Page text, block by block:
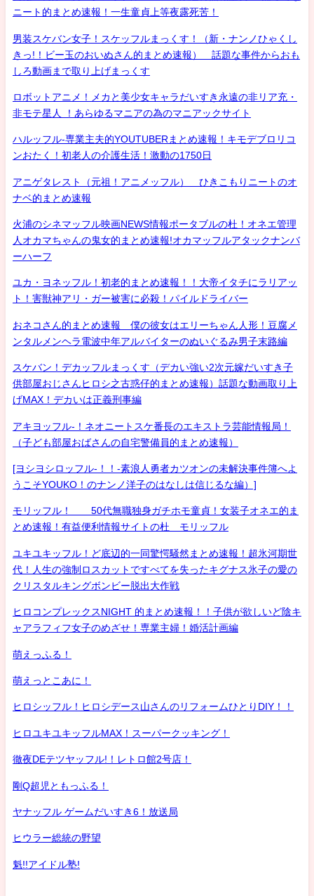
ニート的まとめ速報！一生童貞上等夜露死苦！
男装スケバン女子！スケッフルまっくす！（新・ナンノひゃくし
きっ!！ビー玉のおいぬさん的まとめ速報） 話題な事件からおも
しろ動画まで取り上げまっくす
ロボットアニメ！メカと美少女キャラだいすき永遠の非リア充・
非モテ星人 ！あらゆるマニアの為のマニアックサイト
ハルッフル-専業主夫的YOUTUBERまとめ速報！キモデブロリコ
ンおたく！初老人の介護生活！激動の1750日
アニゲタレスト（元祖！アニメッフル） ひきこもりニートのオ
ナベ的まとめ速報
火浦のシネマッフル映画NEWS情報ポータブルの杜！オネエ管理
人オカマちゃんの鬼女的まとめ速報!オカマッフルアタックナンバ
ーハーフ
ユカ・ヨネッフル！初老的まとめ速報！！大帝イタチにラリアッ
ト！害獣神アリ・ガー被害に必殺！パイルドライバー
おネコさん的まとめ速報 僕の彼女はエリーちゃん人形！豆腐メ
ンタルメンヘラ電波中年アルバイターのぬいぐるみ男子末路編
スケバン！デカッフルまっくす（デカい強い2次元嫁だいすき子
供部屋おじさんヒロシ之古惑仔的まとめ速報）話題な動画取り上
げMAX！デカいは正義刑事編
アキヨッフル-！ネオニートスケ番長のエキストラ芸能情報局！
（子ども部屋おばさんの自宅警備員的まとめ速報）
[ヨシヨシロッフル-！！-素浪人勇者カツオンの未解決事件簿へよ
うこそYOUKO！のナンノ洋子のはなしは信じるな編）]
モリッフル！ 50代無職独身ガチホモ童貞！女装子オネエ的ま
とめ速報！有益便利情報サイトの杜 モリッフル
ユキユキッフル！ど底辺的一同驚愕騒然まとめ速報！超氷河期世
代！人生の強制ロスカットですべてを失ったキグナス氷子の愛の
クリスタルキングボンビー脱出大作戦
ヒロコンプレックスNIGHT 的まとめ速報！！子供が欲しいど陰キ
ャアラフィフ女子のめざせ！専業主婦！婚活計画編
萌えっふる！
萌えっとこあに！
ヒロシッフル！ヒロシデース山さんのリフォームひとりDIY！！
ヒロユキユキッフルMAX！スーパークッキング！
徹夜DEテツヤッフル!！レトロ館2号店！
剛Q超児ともっふる！
ヤナッフル ゲームだいすき6！放送局
ヒウラー総統の野望
魁!!アイドル塾!